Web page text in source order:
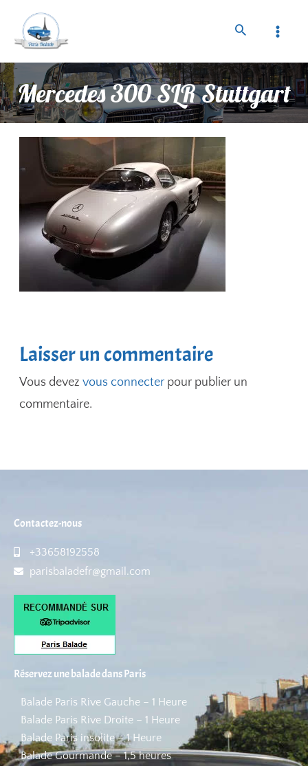
Mercedes 300 SLR Stuttgart
Laisser un commentaire
Vous devezvous connecterpour publier un
commentaire.
Contactez-nous
+33658192558
parisbaladefr@gmail.com
Réservez une balade dans Paris
Balade Paris Rive Gauche – 1 Heure
Balade Paris Rive Droite – 1 Heure
Balade Paris insolite – 1 Heure
Balade Gourmande – 1,5 heures